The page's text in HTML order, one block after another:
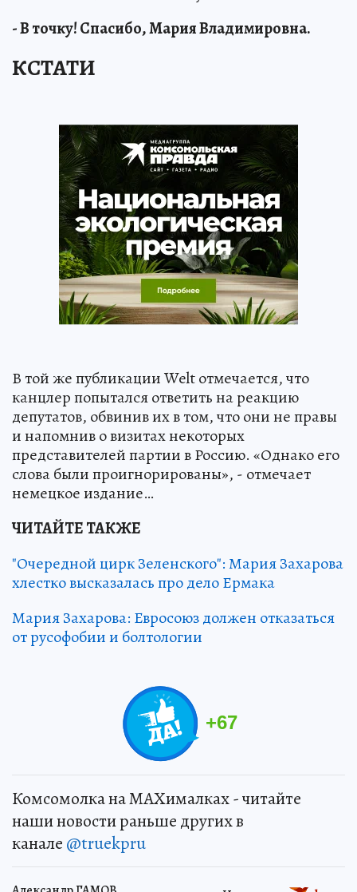
- В точку! Спасибо, Мария Владимировна.
КСТАТИ
В той же публикации Welt отмечается, что
канцлер попытался ответить на реакцию
депутатов, обвинив их в том, что они не правы
и напомнив о визитах некоторых
представителей партии в Россию. «Однако его
слова были проигнорированы», - отмечает
немецкое издание…
ЧИТАЙТЕ ТАКЖЕ
"Очередной цирк Зеленского": Мария Захарова
хлестко высказалась про дело Ермака
Мария Захарова: Евросоюз должен отказаться
от русофобии и болтологии
+67
Комсомолка на MAXималках - читайте
наши новости раньше других в
канале @truekpru